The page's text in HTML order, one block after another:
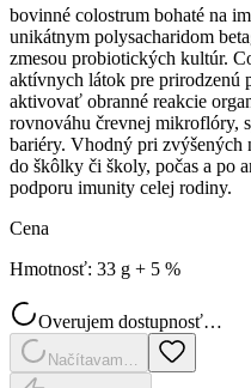
bovinné colostrum bohaté na
unikátnym polysacharidom
zmesou probiotických kultúr.
aktívnych látok pre prirodzenú
aktivovať obranné reakcie
rovnováhu črevnej mikroflóry,
bariéry. Vhodný pri zvýšených
do škôlky či školy, počas a po
podporu imunity celej rodiny.
Cena
Hmotnosť: 33 g + 5 %
Overujem dostupnosť…
Načítavam…